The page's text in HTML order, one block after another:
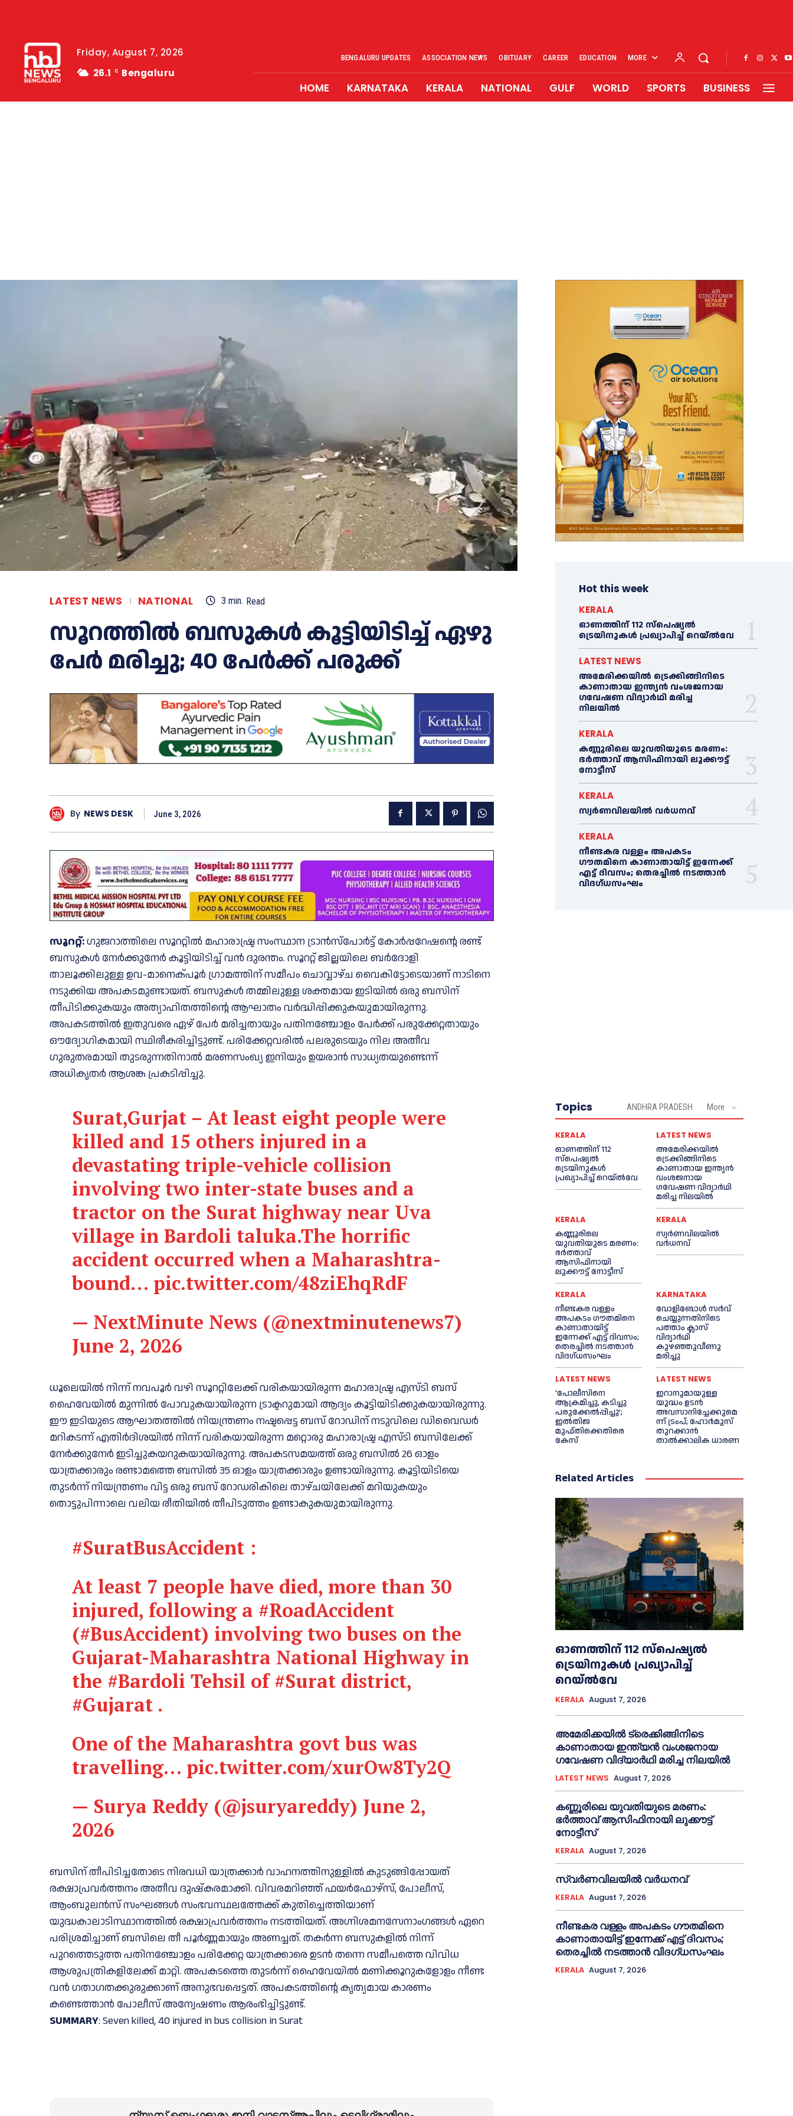
Friday, August 7, 2026
26.1
C Bengaluru
BENGALURU UPDATES ASSOCIATION NEWS OBITUARY CAREER EDUCATION MORE
HOME KARNATAKA KERALA NATIONAL GULF WORLD SPORTS BUSINESS
LATEST NEWS NATIONAL 3 min. Read
സൂറത്തിൽ ബസുകൾ കൂട്ടിയിടിച്ച് ഏഴു
പേർ മരിച്ചു; 40 പേർക്ക് പരുക്ക്
By NEWS DESK June 3, 2026
സൂററ്റ്:ഗുജറാത്തിലെ സൂററ്റിൽ മഹാരാഷ്ട്ര സംസ്ഥാന ട്രാൻസ്പോർട്ട് കോർപ്പറേഷന്റെ രണ്ട്
ബസുകൾ നേർക്കുനേർ കൂട്ടിയിടിച്ച് വൻ ദുരന്തം. സൂററ്റ് ജില്ലയിലെ ബർദോളി
താലൂക്കിലുള്ള ഉവ-മാനെക്പൂർ ഗ്രാമത്തിന് സമീപം ചൊവ്വാഴ്ച വൈകിട്ടോടെയാണ് നാടിനെ
നടുക്കിയ അപകടമുണ്ടായത്. ബസുകൾ തമ്മിലുള്ള ശക്തമായ ഇടിയിൽ ഒരു ബസിന്
തീപിടിക്കുകയും അത്യാഹിതത്തിന്റെ ആഘാതം വർദ്ധിപ്പിക്കുകയുമായിരുന്നു.
അപകടത്തിൽ ഇതുവരെ ഏഴ് പേർ മരിച്ചതായും പതിനഞ്ചോളം പേർക്ക് പരുക്കേറ്റതായും
ഔദ്യോഗികമായി സ്ഥിരീകരിച്ചിട്ടുണ്ട്. പരിക്കേറ്റവരിൽ പലരുടെയും നില അതീവ
ഗുരുതരമായി തുടരുന്നതിനാൽ മരണസംഖ്യ ഇനിയും ഉയരാൻ സാധ്യതയുണ്ടെന്ന്
അധികൃതർ ആശങ്ക പ്രകടിപ്പിച്ചു.
Surat,Gurjat – At least eight people were
killed and 15 others injured in a
devastating triple-vehicle collision
involving two inter-state buses and a
tractor on the Surat highway near Uva
village in Bardoli taluka.The horrific
accident occurred when a Maharashtra-
bound… pic.twitter.com/48ziEhqRdF
— NextMinute News (@nextminutenews7)
June 2, 2026
ധൂലെയിൽ നിന്ന് നവപൂർ വഴി സൂററ്റിലേക്ക് വരികയായിരുന്ന മഹാരാഷ്ട്ര എസ്ടി ബസ്
ഹൈവേയിൽ മുന്നിൽ പോവുകയായിരുന്ന ട്രാക്ടറുമായി ആദ്യം കൂട്ടിയിടിക്കുകയായിരുന്നു.
ഈ ഇടിയുടെ ആഘാതത്തിൽ നിയന്ത്രണം നഷ്ടപ്പെട്ട ബസ് റോഡിന് നടുവിലെ ഡിവൈഡർ
മറികടന്ന് എതിർദിശയിൽ നിന്ന് വരികയായിരുന്ന മറ്റൊരു മഹാരാഷ്ട്ര എസ്ടി ബസിലേക്ക്
നേർക്കുനേർ ഇടിച്ചുകയറുകയായിരുന്നു. അപകടസമയത്ത് ഒരു ബസിൽ 26 ഓളം
യാത്രക്കാരും രണ്ടാമത്തെ ബസിൽ 35 ഓളം യാത്രക്കാരും ഉണ്ടായിരുന്നു. കൂട്ടിയിടിയെ
തുടർന്ന് നിയന്ത്രണം വിട്ട ഒരു ബസ് റോഡരികിലെ താഴ്ചയിലേക്ക് മറിയുകയും
തൊട്ടുപിന്നാലെ വലിയ രീതിയിൽ തീപിടുത്തം ഉണ്ടാകുകയുമായിരുന്നു.
#SuratBusAccident:
At least 7 people have died, more than 30
injured, following a #RoadAccident
(#BusAccident) involving two buses on the
Gujarat-Maharashtra National Highway in
the #Bardoli Tehsil of#Suratdistrict,
#Gujarat.
One of the Maharashtra govt bus was
travelling… pic.twitter.com/xurOw8Ty2Q
— Surya Reddy (@jsuryareddy) June 2,
2026
ബസിന് തീപിടിച്ചതോടെ നിരവധി യാത്രക്കാർ വാഹനത്തിനുള്ളിൽ കുടുങ്ങിപ്പോയത്
രക്ഷാപ്രവർത്തനം അതീവ ദുഷ്കരമാക്കി. വിവരമറിഞ്ഞ് ഫയർഫോഴ്‌സ്, പോലീസ്,
ആംബുലൻസ് സംഘങ്ങൾ സംഭവസ്ഥലത്തേക്ക് കുതിച്ചെത്തിയാണ്
യുദ്ധകാലാടിസ്ഥാനത്തിൽ രക്ഷാപ്രവർത്തനം നടത്തിയത്. അഗ്നിശമനസേനാംഗങ്ങൾ ഏറെ
പരിശ്രമിച്ചാണ് ബസിലെ തീ പൂർണ്ണമായും അണച്ചത്. തകർന്ന ബസുകളിൽ നിന്ന്
പുറത്തെടുത്ത പതിനഞ്ചോളം പരിക്കേറ്റ യാത്രക്കാരെ ഉടൻ തന്നെ സമീപത്തെ വിവിധ
ആശുപത്രികളിലേക്ക് മാറ്റി. അപകടത്തെ തുടർന്ന് ഹൈവേയിൽ മണിക്കൂറുകളോളം നീണ്ട
വൻ ഗതാഗതക്കുരുക്കാണ് അനുഭവപ്പെട്ടത്. അപകടത്തിന്റെ കൃത്യമായ കാരണം
കണ്ടെത്താൻ പോലീസ് അന്വേഷണം ആരംഭിച്ചിട്ടുണ്ട്.
SUMMARY: Seven killed, 40 injured in bus collision in Surat
Hot this week
KERALA
ഓണത്തിന് 112 സ്പെഷ്യല്‍
ട്രെയിനുകള്‍ പ്രഖ്യാപിച്ച്‌ റെയ്ല്‍വേ
LATEST NEWS
അമേരിക്കയില്‍ ട്രെക്കിങ്ങിനിടെ
കാണാതായ ഇന്ത്യൻ വംശജനായ
ഗവേഷണ വിദ്യാര്‍ഥി മരിച്ച
നിലയില്‍
KERALA
കണ്ണൂരിലെ യുവതിയുടെ മരണം:
ഭര്‍ത്താവ് ആസിഫിനായി ലുക്കൗട്ട്
നോട്ടീസ്
KERALA
സ്വർണവിലയിൽ വർധനവ്
KERALA
നീണ്ടകര വള്ളം അപകടം
ഗൗതമിനെ കാണാതായിട്ട് ഇന്നേക്ക്
എട്ട് ദിവസം; തെരച്ചില്‍ നടത്താൻ
വിദഗ്ധസംഘം
Topics ANDHRA PRADESH More
KERALA
ഓണത്തിന് 112
സ്പെഷ്യല്‍
ട്രെയിനുകള്‍
പ്രഖ്യാപിച്ച്‌ റെയ്ല്‍വേ
LATEST NEWS
അമേരിക്കയില്‍
ട്രെക്കിങ്ങിനിടെ
കാണാതായ ഇന്ത്യൻ
വംശജനായ
ഗവേഷണ വിദ്യാര്‍ഥി
മരിച്ച നിലയില്‍
KERALA
കണ്ണൂരിലെ
യുവതിയുടെ മരണം:
ഭര്‍ത്താവ്
ആസിഫിനായി
ലുക്കൗട്ട് നോട്ടീസ്
KERALA
സ്വർണവിലയിൽ
വർധനവ്
KERALA
നീണ്ടകര വള്ളം
അപകടം ഗൗതമിനെ
കാണാതായിട്ട്
ഇന്നേക്ക് എട്ട് ദിവസം;
തെരച്ചില്‍ നടത്താൻ
വിദഗ്ധസംഘം
KARNATAKA
വോളിബോൾ സർവ്
ചെയ്യുന്നതിനിടെ
പത്താം ക്ലാസ്
വിദ്യാർഥി
കുഴഞ്ഞുവീണു
മരിച്ചു
LATEST NEWS
‘പോലീസിനെ
ആക്രമിച്ചു, കടിച്ചു
പരുക്കേല്‍പ്പിച്ചു’;
ഇല്‍തിജ
മുഫ്തിക്കെതിരെ
കേസ്
LATEST NEWS
ഇറാനുമായുള്ള
യുദ്ധം ഉടൻ
അവസാനിച്ചേക്കുമെ
ന്ന് ട്രംപ്; ഹോർമുസ്
തുറക്കാൻ
താൽക്കാലിക ധാരണ
Related Articles
ഓണത്തിന് 112 സ്പെഷ്യല്‍
ട്രെയിനുകള്‍ പ്രഖ്യാപിച്ച്‌
റെയ്ല്‍വേ
KERALA August 7, 2026
അമേരിക്കയില്‍ ട്രെക്കിങ്ങിനിടെ
കാണാതായ ഇന്ത്യൻ വംശജനായ
ഗവേഷണ വിദ്യാര്‍ഥി മരിച്ച നിലയില്‍
LATEST NEWS August 7, 2026
കണ്ണൂരിലെ യുവതിയുടെ മരണം:
ഭര്‍ത്താവ് ആസിഫിനായി ലുക്കൗട്ട്
നോട്ടീസ്
KERALA August 7, 2026
സ്വർണവിലയിൽ വർധനവ്
KERALA August 7, 2026
നീണ്ടകര വള്ളം അപകടം ഗൗതമിനെ
കാണാതായിട്ട് ഇന്നേക്ക് എട്ട് ദിവസം;
തെരച്ചില്‍ നടത്താൻ വിദഗ്ധസംഘം
KERALA August 7, 2026